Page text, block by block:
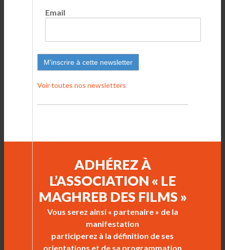
Email
Voir toutes nos newsletters
ADHÉREZ À
L’ASSOCIATION « LE
MAGHREB DES FILMS »
Vous serez ainsi « partenaire » de la
manifestation
participerez à la définition de ses
orientations et de sa programmation